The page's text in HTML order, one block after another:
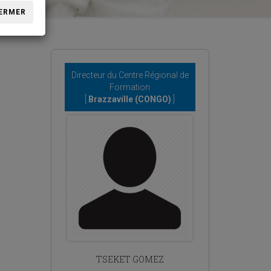
Directeur du Centre Régional de
Formation
Brazzaville (CONGO)
TSEKET GOMEZ